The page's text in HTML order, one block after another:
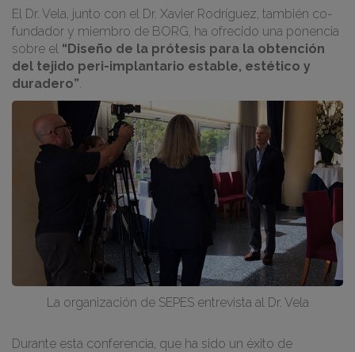
El Dr. Vela, junto con el Dr. Xavier Rodríguez, también co-
fundador y miembro de BORG, ha ofrecido una ponencia
sobre el “Diseño de la prótesis para la obtención
del tejido peri-implantario estable, estético y
duradero”.
La organización de SEPES entrevista al Dr. Vela
Durante esta conferencia, que ha sido un éxito de